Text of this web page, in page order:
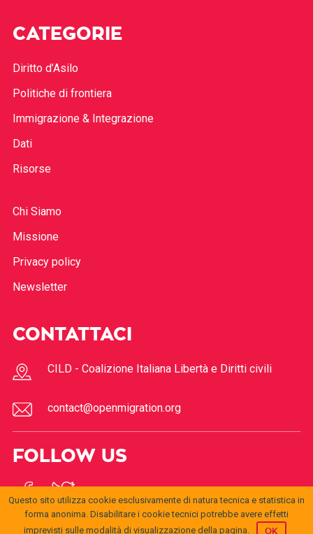
CATEGORIE
Diritto d’Asilo
Politiche di frontiera
Immigrazione & Integrazione
Dati
Risorse
Chi Siamo
Missione
Privacy policy
Newsletter
CONTATTACI
CILD - Coalizione Italiana Libertà e Diritti civili
contact@openmigration.org
FOLLOW US
Questo sito utilizza cookie esclusivamente di natura tecnica e statistica in
forma anonima. Disabilitare i cookie tecnici potrebbe avere effetti
imprevisti sulle modalità di visualizzazione della pagina.
OK